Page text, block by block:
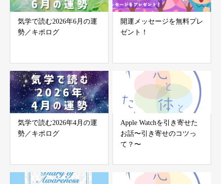
気学で読む2026年6月の運
勢／キポログ
開運メッセージを無料プレ
ゼント！
気学で読む2026年4月の運
勢／キポログ
Apple Watchを引き寄せた
お話〜引き寄せのコツっ
て？〜